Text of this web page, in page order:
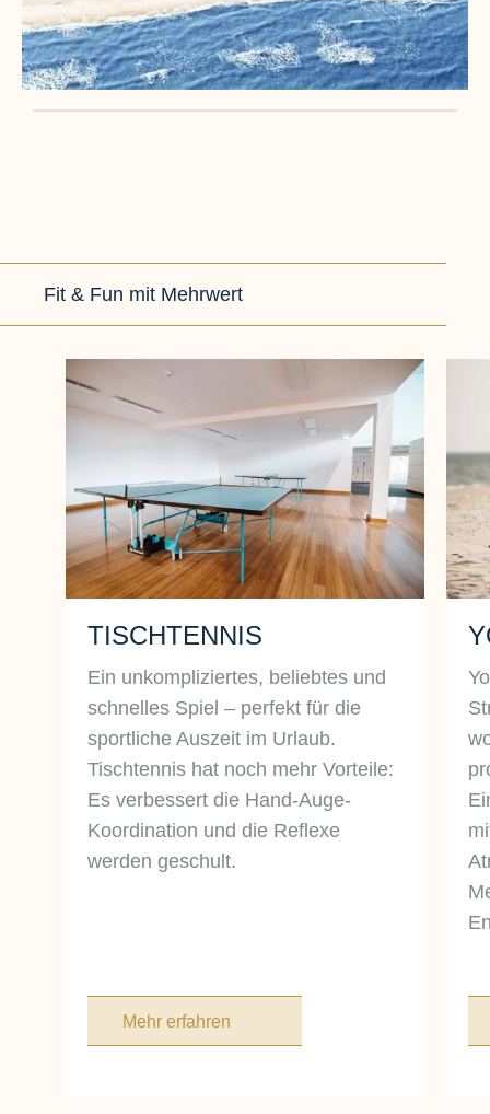
Fit & Fun mit Mehrwert
TISCHTENNIS
Ein unkompliziertes, beliebtes und
schnelles Spiel – perfekt für die
sportliche Auszeit im Urlaub.
Tischtennis hat noch mehr Vorteile:
Es verbessert die Hand-Auge-
Koordination und die Reflexe
werden geschult.
Mehr erfahren